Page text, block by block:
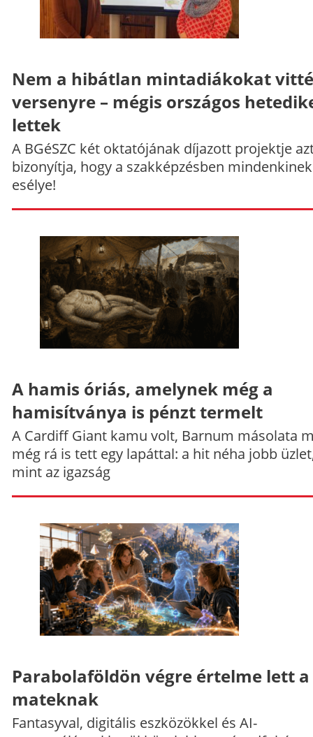
Nem a hibátlan mintadiákokat
versenyre – mégis országos
lettek
A BGéSZC két oktatójának díjazott projektje
bizonyítja, hogy a szakképzésben
esélye!
A hamis óriás, amelynek még a
hamisítványa is pénzt termelt
A Cardiff Giant kamu volt, Barnum másolata
még rá is tett egy lapáttal: a hit néha jobb
mint az igazság
Parabolaföldön végre értelme lett a
mateknak
Fantasyval, digitális eszközökkel és AI-